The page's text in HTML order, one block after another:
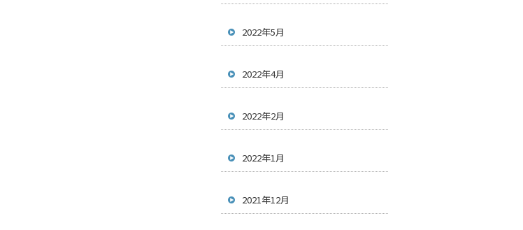
2022年5月
2022年4月
2022年2月
2022年1月
2021年12月